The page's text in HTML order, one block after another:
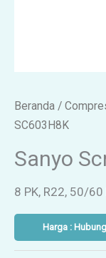
Beranda /
SC603H8K
Sanyo
8 PK, R22, 50/
Harga :